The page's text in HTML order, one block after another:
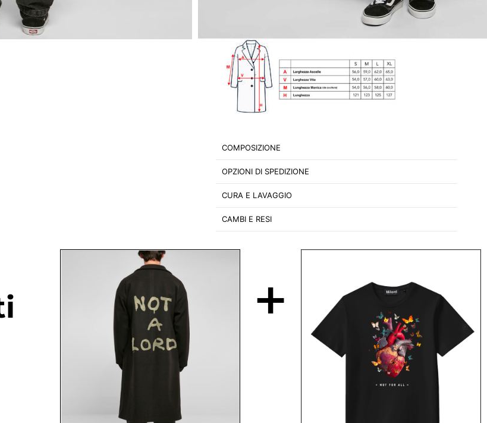
Composizione: 100% polyester 420gr
COMPOSIZIONE
OPZIONI DI SPEDIZIONE
CURA E LAVAGGIO
CAMBI E RESI
+